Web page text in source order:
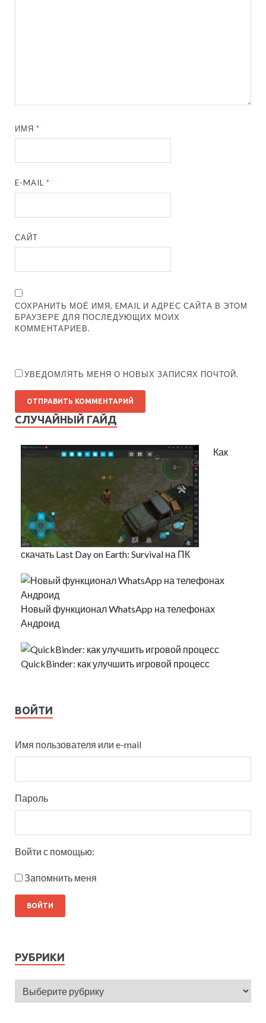
ИМЯ*
E-MAIL*
САЙТ
СОХРАНИТЬ МОЁ ИМЯ, EMAIL И АДРЕС САЙТА В ЭТОМ
БРАУЗЕРЕ ДЛЯ ПОСЛЕДУЮЩИХ МОИХ
КОММЕНТАРИЕВ.
УВЕДОМЛЯТЬ МЕНЯ О НОВЫХ ЗАПИСЯХ ПОЧТОЙ.
СЛУЧАЙНЫЙ ГАЙД
Как
скачать Last Day on Earth: Survival на ПК
Новый функционал WhatsApp на телефонах
Андроид
QuickBinder: как улучшить игровой процесс
ВОЙТИ
Имя пользователя или e-mail
Пароль
Войти с помощью:
Запомнить меня
РУБРИКИ